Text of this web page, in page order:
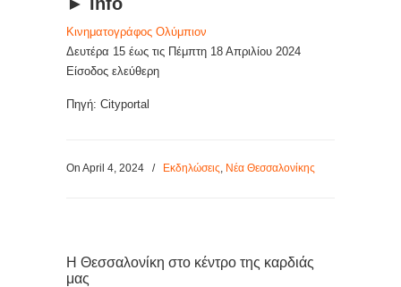
Κινηματογράφος Ολύμπιον
Δευτέρα 15 έως τις Πέμπτη 18 Απριλίου 2024
Είσοδος ελεύθερη
Πηγή: Cityportal
On April 4, 2024 / Εκδηλώσεις, Νέα Θεσσαλονίκης
Η Θεσσαλονίκη στο κέντρο της καρδιάς
μας